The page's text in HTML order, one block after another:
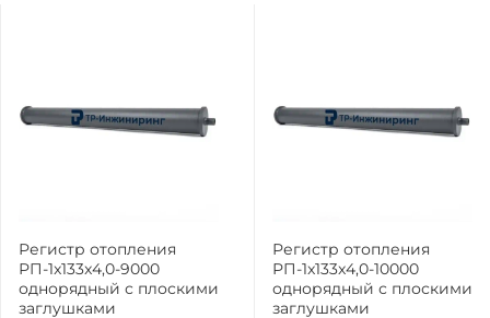
Регистр отопления
РП-1x133x4,0-9000
однорядный с плоскими
заглушками
Регистр отопления
РП-1x133x4,0-10000
однорядный с плоскими
заглушками